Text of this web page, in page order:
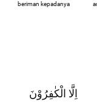
beriman kepadanya
اِلَّا الْكٰفِرُوْنَ